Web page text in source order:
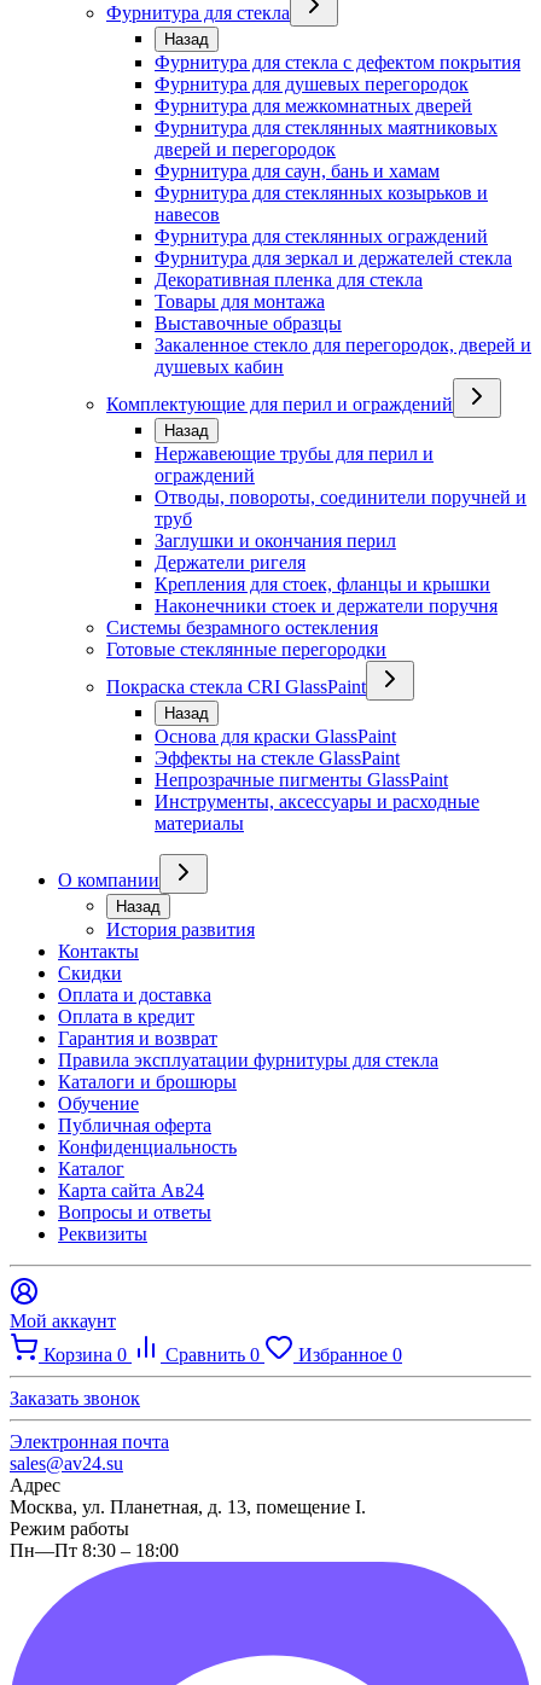
Фурнитура для стекла
Назад
Фурнитура для стекла с дефектом покрытия
Фурнитура для душевых перегородок
Фурнитура для межкомнатных дверей
Фурнитура для стеклянных маятниковых
дверей и перегородок
Фурнитура для саун, бань и хамам
Фурнитура для стеклянных козырьков и
навесов
Фурнитура для стеклянных ограждений
Фурнитура для зеркал и держателей стекла
Декоративная пленка для стекла
Товары для монтажа
Выставочные образцы
Закаленное стекло для перегородок, дверей и
душевых кабин
Комплектующие для перил и ограждений
Назад
Нержавеющие трубы для перил и
ограждений
Отводы, повороты, соединители поручней и
труб
Заглушки и окончания перил
Держатели ригеля
Крепления для стоек, фланцы и крышки
Наконечники стоек и держатели поручня
Системы безрамного остекления
Готовые стеклянные перегородки
Покраска стекла CRI GlassPaint
Назад
Основа для краски GlassPaint
Эффекты на стекле GlassPaint
Непрозрачные пигменты GlassPaint
Инструменты, аксессуары и расходные
материалы
О компании
Назад
История развития
Контакты
Скидки
Оплата и доставка
Оплата в кредит
Гарантия и возврат
Правила эксплуатации фурнитуры для стекла
Каталоги и брошюры
Обучение
Публичная оферта
Конфиденциальность
Каталог
Карта сайта Ав24
Вопросы и ответы
Реквизиты
Мой аккаунт
Корзина 0 Сравнить 0 Избранное 0
Заказать звонок
Электронная почта
sales@av24.su
Адрес
Москва, ул. Планетная, д. 13, помещение I.
Режим работы
Пн—Пт 8:30 – 18:00